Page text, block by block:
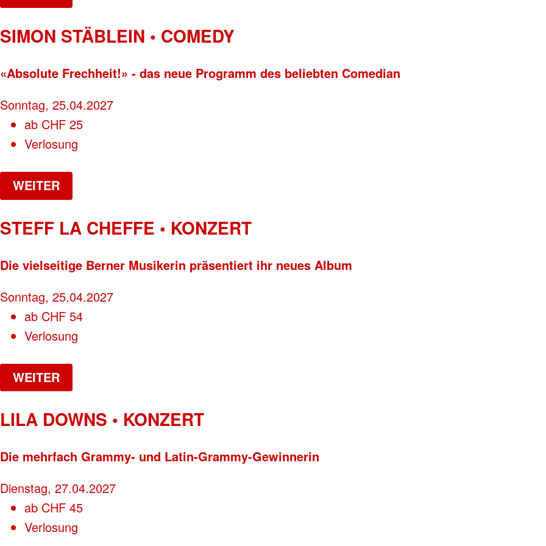
SIMON STÄBLEIN • COMEDY
«Absolute Frechheit!» - das neue Programm des beliebten Comedian
Sonntag, 25.04.2027
ab CHF 25
Verlosung
WEITER
STEFF LA CHEFFE • KONZERT
Die vielseitige Berner Musikerin präsentiert ihr neues Album
Sonntag, 25.04.2027
ab CHF 54
Verlosung
WEITER
LILA DOWNS • KONZERT
Die mehrfach Grammy- und Latin-Grammy-Gewinnerin
Dienstag, 27.04.2027
ab CHF 45
Verlosung